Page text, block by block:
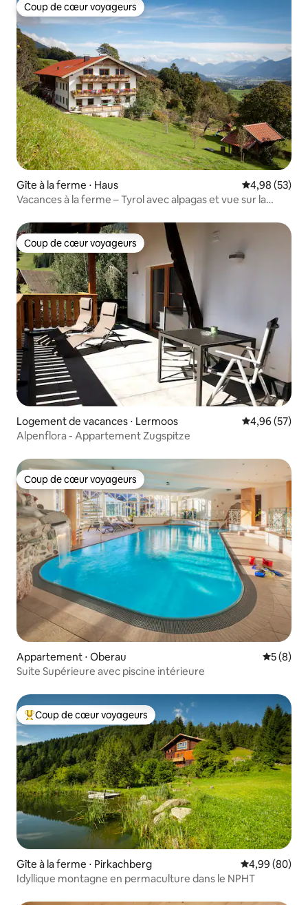
Coup de cœur voyageurs
Coup de cœur voyageurs
Gîte à la ferme ⋅ Haus Évaluation
4,98 (53)
Vacances à la ferme – Tyrol avec alpagas et vue sur la
Coup de cœur voyageurs
Coup de cœur voyageurs
Logement de vacances ⋅ Lermoos Évaluation
4,96 (57)
Alpenflora - Appartement Zugspitze
Coup de cœur voyageurs
Coup de cœur voyageurs
Appartement ⋅ Oberau
5 (8)
Suite Supérieure avec piscine intérieure
Coups de cœur voyageurs les plus appréciés
Coup de cœur voyageurs
Gîte à la ferme ⋅ Pirkachberg Évaluation
4,99 (80)
Idyllique montagne en permaculture dans le NPHT